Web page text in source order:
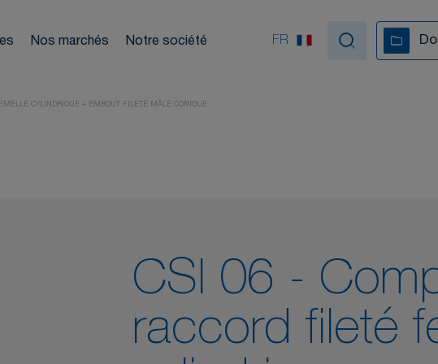
Nous
Nos marchés Notre société FR
CYLINDRIQUE + EMBOUT FILETÉ MÂLE CONIQUE
CSI 06 -
raccord fileté